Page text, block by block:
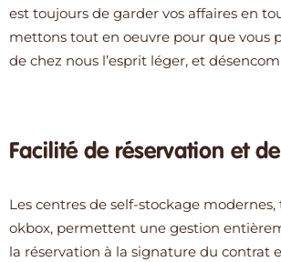
est toujours de garder vos affaires en
mettons tout en oeuvre pour que vous
de chez nous l’esprit léger, et
Facilité de réservation et
Les centres de self-stockage
okbox, permettent une gestion
la réservation à la signature du contrat